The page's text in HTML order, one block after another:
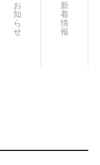
新
着
情
報
お
知
ら
せ